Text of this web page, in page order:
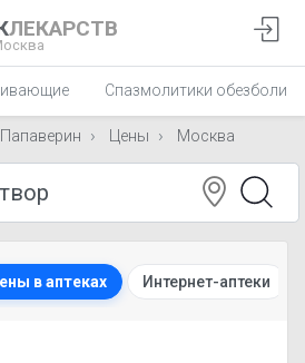
ЛЕКАРСТВ
Спазмолитики
Папаверин Цены Москва
в аптеках Интернет-аптеки